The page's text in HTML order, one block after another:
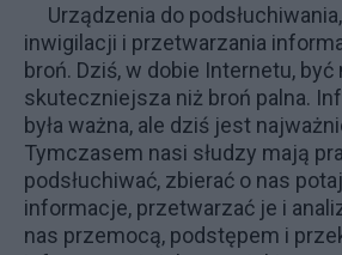
Urządzenia do
inwigilacji i przetwarzania
broń. Dziś, w dobie Internetu,
skuteczniejsza niż broń palna.
była ważna, ale dziś jest
Tymczasem nasi słudzy mają
podsłuchiwać, zbierać o nas
informacje, przetwarzać je i
nas przemocą, podstępem i